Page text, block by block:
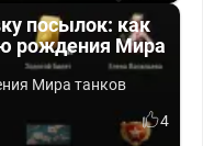
посылок: как
рождения Мира
Мира танков
4